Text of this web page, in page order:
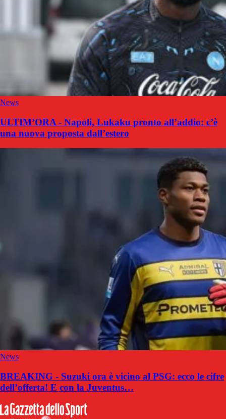
News
ULTIM’ORA - Napoli, Lukaku pronto all’addio: c’è
una nuova proposta dall’estero
News
BREAKING - Suzuki ora è vicino al PSG: ecco le cifre
dell’offerta! E con la Juventus…